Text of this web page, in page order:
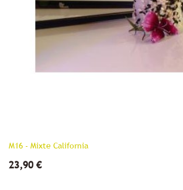
M16 - Mixte California
23,90 €